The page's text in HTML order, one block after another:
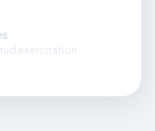
exercitation